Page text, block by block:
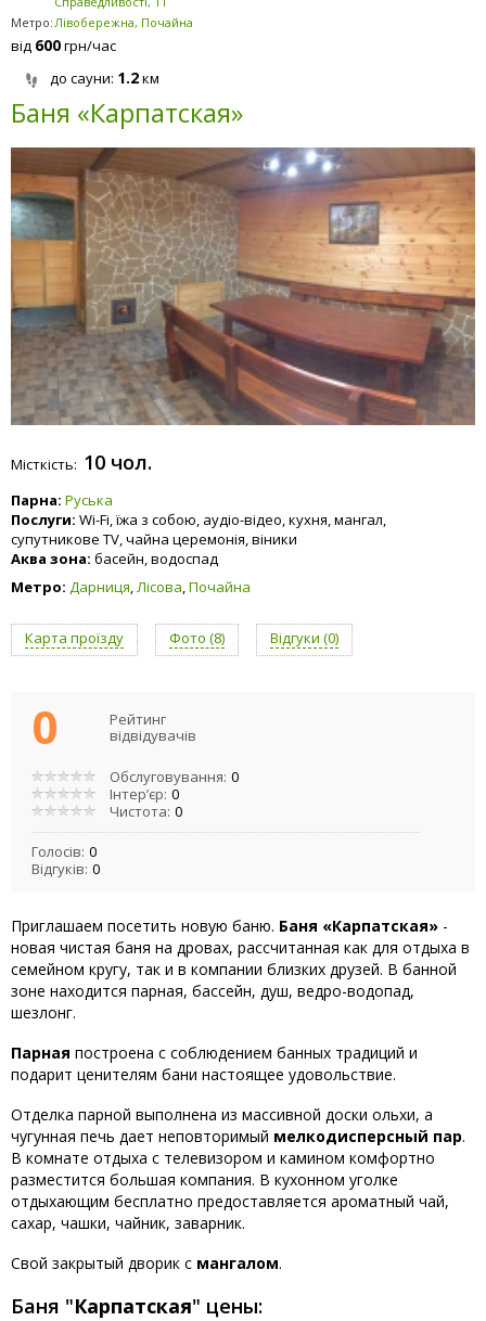
Метро:Лівобережна, Почайна
від 600грн/час
до сауни: 1.2км
Баня «Карпатская»
Місткість: 10 чол.
Парна: Руська
Послуги: Wi-Fi, їжа з собою, аудіо-відео, кухня, мангал,
супутникове TV, чайна церемонія, віники
Аква зона: басейн, водоспад
Метро: Дарниця,Лісова,Почайна
Карта проїзду Фото (8) Відгуки (0)
0
Рейтинг
відвідувачів
Обслуговування: 0
Інтер’єр: 0
Чистота: 0
Голосів: 0
Відгуків: 0
Приглашаем посетить новую баню. Баня «Карпатская» -
новая чистая баня на дровах, рассчитанная как для отдыха в
семейном кругу, так и в компании близких друзей. В банной
зоне находится парная, бассейн, душ, ведро-водопад,
шезлонг.
Парная построена с соблюдением банных традиций и
подарит ценителям бани настоящее удовольствие.
Отделка парной выполнена из массивной доски ольхи, а
чугунная печь дает неповторимый мелкодисперсный пар.
В комнате отдыха с телевизором и камином комфортно
разместится большая компания. В кухонном уголке
отдыхающим бесплатно предоставляется ароматный чай,
сахар, чашки, чайник, заварник.
Свой закрытый дворик с мангалом.
Баня "Карпатская" цены: